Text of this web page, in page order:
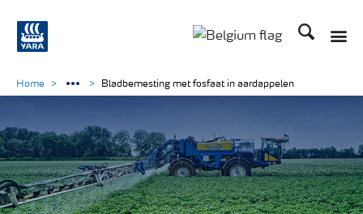
Zoek op
Home Bladbemesting met fosfaat in aardappelen